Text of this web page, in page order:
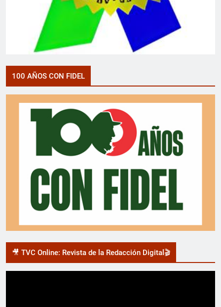
100 AÑOS CON FIDEL
🎥 TVC Online: Revista de la Redacción Digital🎬